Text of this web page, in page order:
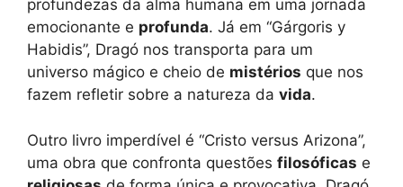
profundezas da alma humana em uma jornada
emocionante e profunda. Já em “Gárgoris y
Habidis”, Dragó nos transporta para um
universo mágico e cheio de mistérios que nos
fazem refletir sobre a natureza da vida.
Outro livro imperdível é “Cristo versus Arizona”,
uma obra que confronta questões filosóficas e